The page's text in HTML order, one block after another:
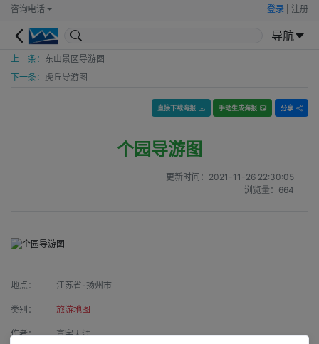
咨询电话 登录 注册
导航
上一条： 东山景区导游图
下一条： 虎丘导游图
直接下载海报 手动生成海报 分享
个园导游图
更新时间： 2021-11-26 22:30:05
浏览量： 664
地点： 江苏省-扬州市
类别： 旅游地图
作者： 寰宇天涯